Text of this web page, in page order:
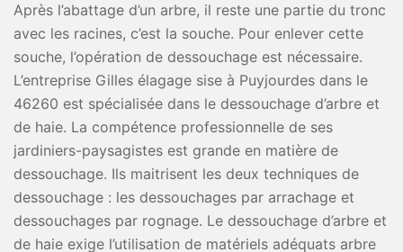
Après l’abattage d’un arbre, il reste une partie du tronc
avec les racines, c’est la souche. Pour enlever cette
souche, l’opération de dessouchage est nécessaire.
L’entreprise Gilles élagage sise à Puyjourdes dans le
46260 est spécialisée dans le dessouchage d’arbre et
de haie. La compétence professionnelle de ses
jardiniers-paysagistes est grande en matière de
dessouchage. Ils maitrisent les deux techniques de
dessouchage : les dessouchages par arrachage et
dessouchages par rognage. Le dessouchage d’arbre et
de haie exige l’utilisation de matériels adéquats arbre